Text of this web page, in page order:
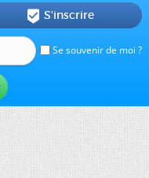
Se souvenir de moi ?
 S'inscrire